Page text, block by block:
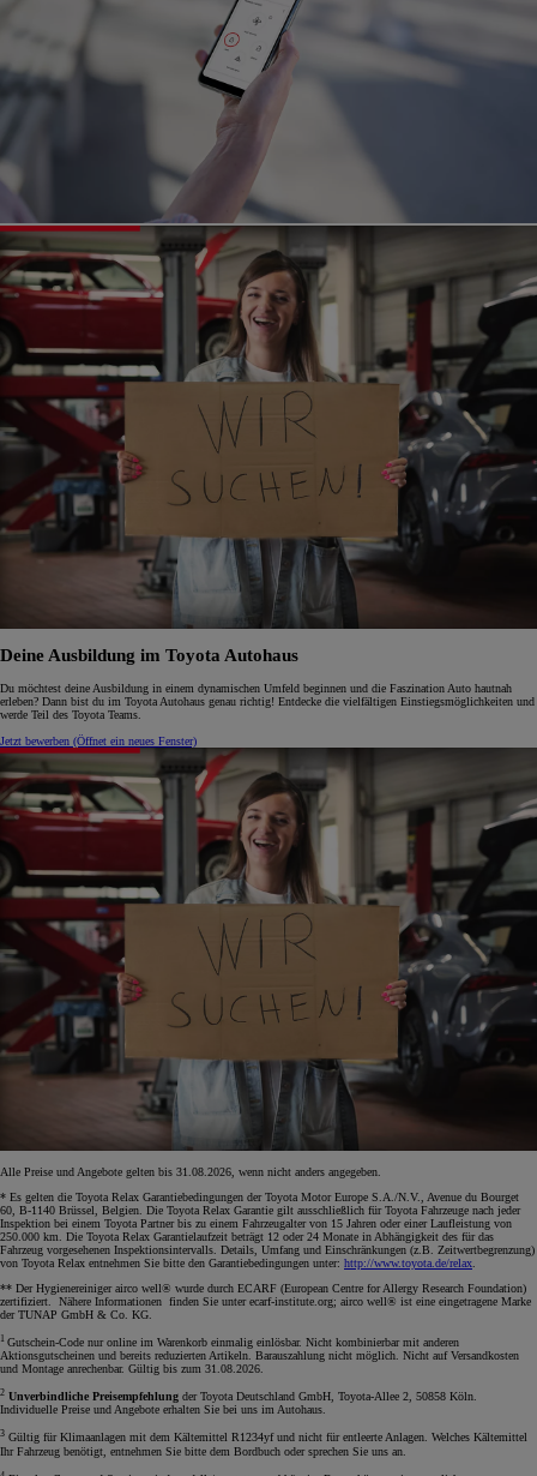
Deine Ausbildung im Toyota Autohaus
Du möchtest deine Ausbildung in einem dynamischen Umfeld beginnen und die Faszination Auto hautnah
erleben? Dann bist du im Toyota Autohaus genau richtig! Entdecke die vielfältigen Einstiegsmöglichkeiten und
werde Teil des Toyota Teams.
Jetzt bewerben (Öffnet ein neues Fenster)
Alle Preise und Angebote gelten bis 31.08.2026, wenn nicht anders angegeben.
* Es gelten die Toyota Relax Garantiebedingungen der Toyota Motor Europe S.A./N.V., Avenue du Bourget
60, B-1140 Brüssel, Belgien. Die Toyota Relax Garantie gilt ausschließlich für Toyota Fahrzeuge nach jeder
Inspektion bei einem Toyota Partner bis zu einem Fahrzeugalter von 15 Jahren oder einer Laufleistung von
250.000 km. Die Toyota Relax Garantielaufzeit beträgt 12 oder 24 Monate in Abhängigkeit des für das
Fahrzeug vorgesehenen Inspektionsintervalls. Details, Umfang und Einschränkungen (z.B. Zeitwertbegrenzung)
von Toyota Relax entnehmen Sie bitte den Garantiebedingungen unter: http://www.toyota.de/relax
** Der Hygienereiniger airco well® wurde durch ECARF (European Centre for Allergy Research Foundation)
zertifiziert. Nähere Informationen finden Sie unter ecarf-institute.org; airco well® ist eine eingetragene Marke
der TUNAP GmbH & Co. KG.
1 Gutschein-Code nur online im Warenkorb einmalig einlösbar. Nicht kombinierbar mit anderen
Aktionsgutscheinen und bereits reduzierten Artikeln. Barauszahlung nicht möglich. Nicht auf Versandkosten
und Montage anrechenbar. Gültig bis zum 31.08.2026.
2 Unverbindliche Preisempfehlung der Toyota Deutschland GmbH, Toyota-Allee 2, 50858 Köln.
Individuelle Preise und Angebote erhalten Sie bei uns im Autohaus.
3 Gültig für Klimaanlagen mit dem Kältemittel R1234yf und nicht für entleerte Anlagen. Welches Kältemittel
Ihr Fahrzeug benötigt, entnehmen Sie bitte dem Bordbuch oder sprechen Sie uns an.